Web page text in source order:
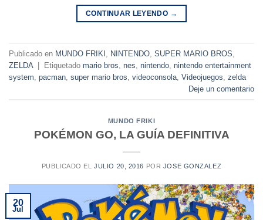
CONTINUAR LEYENDO →
Publicado en MUNDO FRIKI NINTENDO SUPER MARIO BROS
ZELDA | Etiquetado mario bros nes nintendo nintendo entertainment
system pacman super mario bros videoconsola Videojuegos zelda
Deje un comentario
MUNDO FRIKI
POKÉMON GO, LA GUÍA DEFINITIVA
PUBLICADO ELJULIO 20, 2016 POR JOSE GONZALEZ
20
Jul